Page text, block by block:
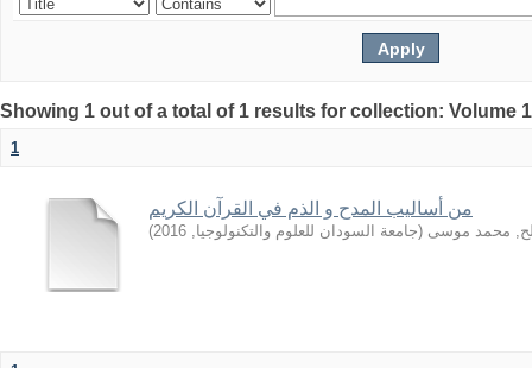
Showing 1 out of a total of 1 results for collection: Volume
1
من أساليب المدح و الذم في القرآن الكريم
محمد موسى (جامعة السودان للعلوم والتكنولوجيا,
2016
)